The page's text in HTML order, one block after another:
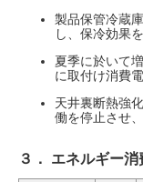
製品保管冷蔵
し、保冷効果
夏季に於いて
に取付け消費
天井裏断熱強
働を停止させ
３． エネルギー